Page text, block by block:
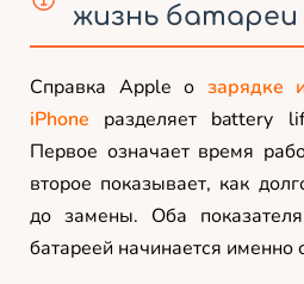
жизнь батареи
Справка Apple о зарядке
iPhone разделяет battery
Первое означает время
второе показывает, как
до замены. Оба
батареей начинается именно